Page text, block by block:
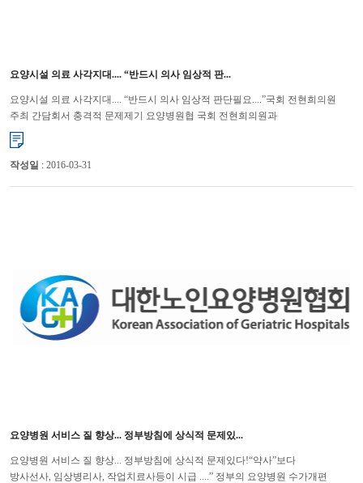
요양시설 의료 사각지대.... “반드시 의사 임상적 판...
요양시설 의료 사각지대.... “반드시 의사 임상적 판단필요....”국회 전현희의원
주최 간담회서 충격적 문제제기 요양병원협 국회 전현희의원과
국민건강복지포럼이 공동주최한 “노인요양병원의 질적 서비스 개선방...
작성일 : 2016-03-31
요양병원 서비스 질 향상... 정부방침에 상식적 문제있...
요양병원 서비스 질 향상... 정부방침에 상식적 문제있다!“약사”보다
방사선사, 임상병리사, 작업치료사등이 시급 ....” 정부의 요양병원 수가개편